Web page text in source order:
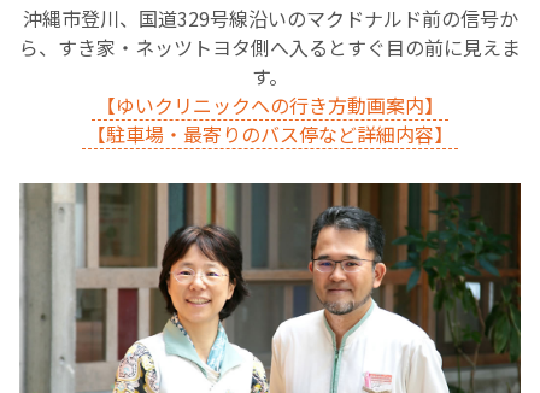
沖縄市登川、国道329号線沿いのマクドナルド前の信号か
ら、すき家・ネッツトヨタ側へ入るとすぐ目の前に見えま
す。
【ゆいクリニックへの行き方動画案内】
【駐車場・最寄りのバス停など詳細内容】